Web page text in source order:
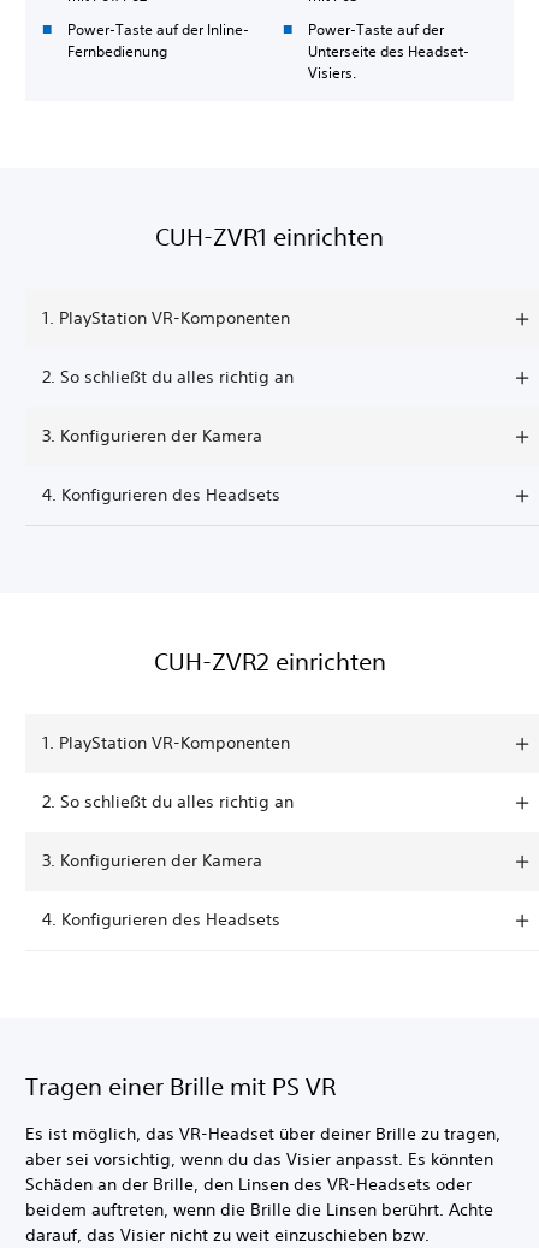
Power-Taste auf der Inline-
Fernbedienung
Power-Taste auf der
Unterseite des Headset-
Visiers.
CUH-ZVR1 einrichten
1. PlayStation VR-Komponenten
‎2. So schließt du alles richtig an
3. Konfigurieren der Kamera
4. Konfigurieren des Headsets
CUH-ZVR2 einrichten
1. PlayStation VR-Komponenten
‎2. So schließt du alles richtig an
3. Konfigurieren der Kamera
4. Konfigurieren des Headsets
Tragen einer Brille mit PS VR
Es ist möglich, das VR-Headset über deiner Brille zu tragen,
aber sei vorsichtig, wenn du das Visier anpasst. Es könnten
Schäden an der Brille, den Linsen des VR-Headsets oder
beidem auftreten, wenn die Brille die Linsen berührt. Achte
darauf, das Visier nicht zu weit einzuschieben bzw.